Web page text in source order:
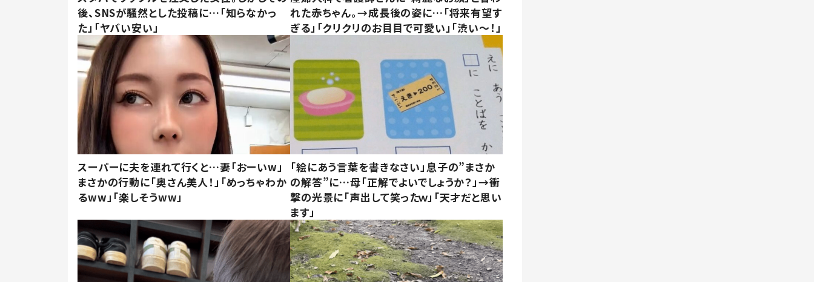
後、SNSが騒然とした投稿に…「知らなかっ
た」「ヤバい安い」
れた赤ちゃん。→成長後の姿に…「将来有望す
ぎる」「クリクリのお目目で可愛い」「渋い～！」
スーパーに夫を連れて行くと…妻「おーいw」
まさかの行動に「奥さん美人！」「めっちゃわか
るww」「楽しそうww」
「絵にあう言葉を書きなさい」息子の”まさか
の解答”に…母「正解でよいでしょうか？」→衝
撃の光景に「声出して笑ったｗ」「天才だと思い
ます」